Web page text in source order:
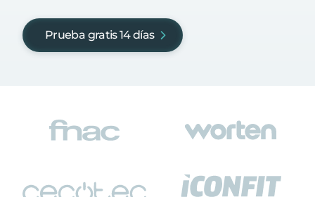
Prueba gratis 14 días